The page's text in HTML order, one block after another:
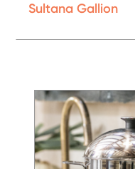
Sultana Gallion